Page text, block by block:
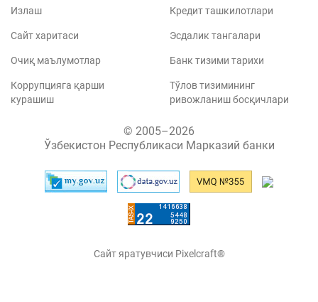
Излаш
Сайт харитаси
Очиқ маълумотлар
Коррупцияга қарши
курашиш
Кредит ташкилотлари
Эсдалик тангалари
Банк тизими тарихи
Тўлов тизимининг
ривожланиш босқичлари
© 2005–2026
Ўзбекистон Республикаси Марказий банки
Сайт яратувчиси Pixelcraft®